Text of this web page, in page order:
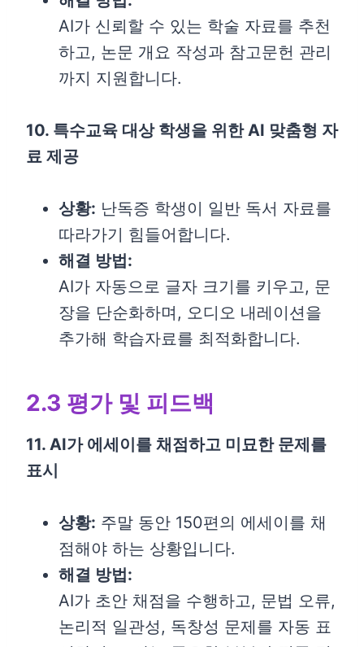
AI가 신뢰할 수 있는 학술 자료를 추천
하고, 논문 개요 작성과 참고문헌 관리
까지 지원합니다.
10. 특수교육 대상 학생을 위한 AI 맞춤형 자
료 제공
상황: 난독증 학생이 일반 독서 자료를
따라가기 힘들어합니다.
해결 방법:
AI가 자동으로 글자 크기를 키우고, 문
장을 단순화하며, 오디오 내레이션을
추가해 학습자료를 최적화합니다.
2.3 평가 및 피드백
11. AI가 에세이를 채점하고 미묘한 문제를
표시
상황: 주말 동안 150편의 에세이를 채
점해야 하는 상황입니다.
해결 방법:
AI가 초안 채점을 수행하고, 문법 오류,
논리적 일관성, 독창성 문제를 자동 표